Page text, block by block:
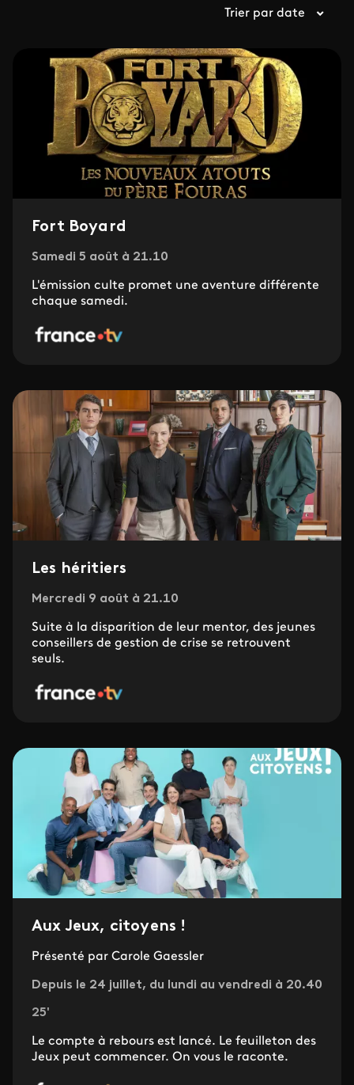
Trier par date
Fort Boyard
Samedi 5 août à 21.10
L'émission culte promet une aventure différente
chaque samedi.
Les héritiers
Mercredi 9 août à 21.10
Suite à la disparition de leur mentor, des jeunes
conseillers de gestion de crise se retrouvent
seuls.
Aux Jeux, citoyens !
Présenté par Carole Gaessler
Depuis le 24 juillet, du lundi au vendredi à 20.40
25'
Le compte à rebours est lancé. Le feuilleton des
Jeux peut commencer. On vous le raconte.